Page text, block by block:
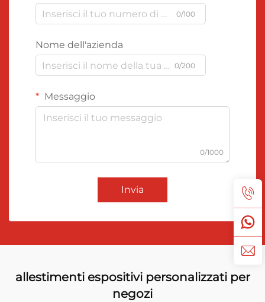
0/100
Nome dell'azienda
0/200
Messaggio
0/1000
Invia
allestimenti espositivi personalizzati per
negozi